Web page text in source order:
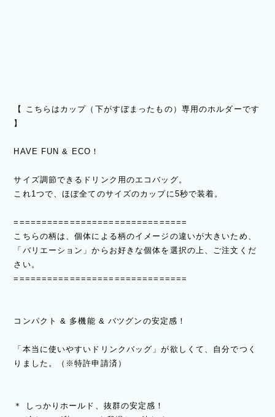
【 こちらはカップ（下がすぼまったもの）専用のホルダーです
】
HAVE FUN & ECO！
サイズ調節できるドリンク用のエコバッグ。
これ1つで、ほぼ全てのサイズのカップに5秒で装着。
===============================
こちらの柄は、個体による柄のイメージの違いが大きいため、
「バリエーション」からお好きな個体を選択の上、ご注文くだ
さい。
===============================
コンパクト & 多機能 & バツグンの安定感！
「本当に使いやすいドリンクバッグ」が欲しくて、自分でつく
りました。（※特許申請済）
＊ しっかりホールド、抜群の安定感！